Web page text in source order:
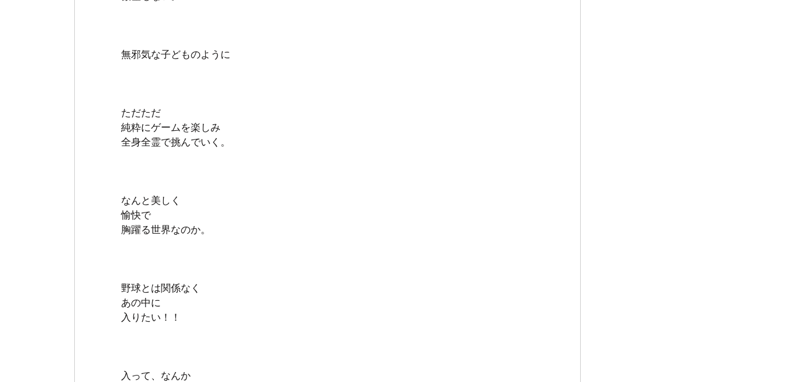
無邪気な子どものように
ただただ
純粋にゲームを楽しみ
全身全霊で挑んでいく。
なんと美しく
愉快で
胸躍る世界なのか。
野球とは関係なく
あの中に
入りたい！！
入って、なんか